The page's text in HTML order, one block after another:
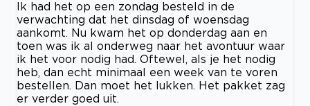
Ik had het op een zondag besteld in de
verwachting dat het dinsdag of woensdag
aankomt. Nu kwam het op donderdag aan en
toen was ik al onderweg naar het avontuur waar
ik het voor nodig had. Oftewel, als je het nodig
heb, dan echt minimaal een week van te voren
bestellen. Dan moet het lukken. Het pakket zag
er verder goed uit.